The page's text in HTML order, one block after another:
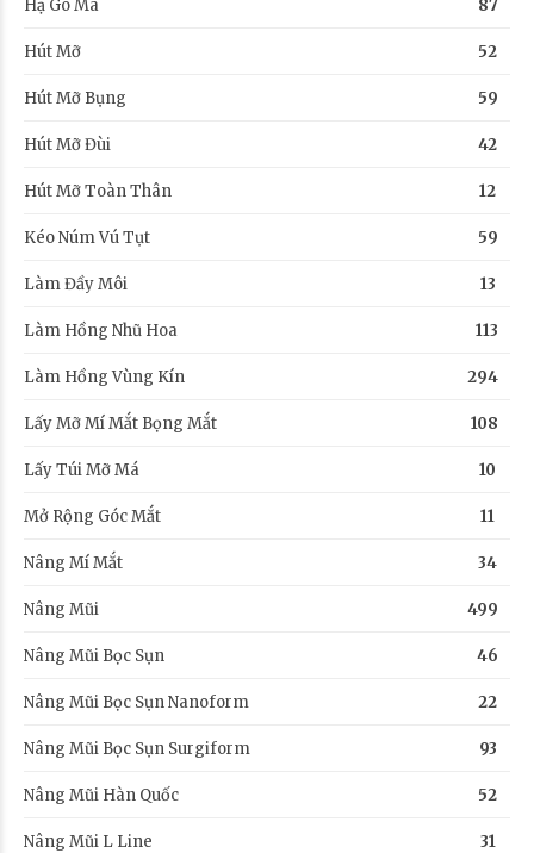
Hạ Gò Má 87
Hút Mỡ 52
Hút Mỡ Bụng 59
Hút Mỡ Đùi 42
Hút Mỡ Toàn Thân 12
Kéo Núm Vú Tụt 59
Làm Đầy Môi 13
Làm Hồng Nhũ Hoa 113
Làm Hồng Vùng Kín 294
Lấy Mỡ Mí Mắt Bọng Mắt 108
Lấy Túi Mỡ Má 10
Mở Rộng Góc Mắt 11
Nâng Mí Mắt 34
Nâng Mũi 499
Nâng Mũi Bọc Sụn 46
Nâng Mũi Bọc Sụn Nanoform 22
Nâng Mũi Bọc Sụn Surgiform 93
Nâng Mũi Hàn Quốc 52
Nâng Mũi L Line 31